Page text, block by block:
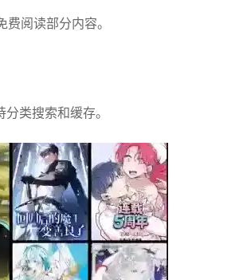
阅读部分内容。‌‌
类搜索和缓存。‌‌